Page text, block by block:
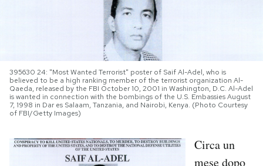
I MIEI PREFERITI
SHOP
CALENDARIO
395630 24: "Most Wanted Terrorist" poster of Saif Al-Adel, who is
believed to be a high ranking member of the terrorist organization Al-
Qaeda, released by the FBI October 10, 2001 in Washington, D.C. Al-Adel
is wanted in connection with the bombings of the U.S. Embassies August
7, 1998 in Dar es Salaam, Tanzania, and Nairobi, Kenya. (Photo Courtesy
of FBI/Getty Images)
Circa un
mese dopo